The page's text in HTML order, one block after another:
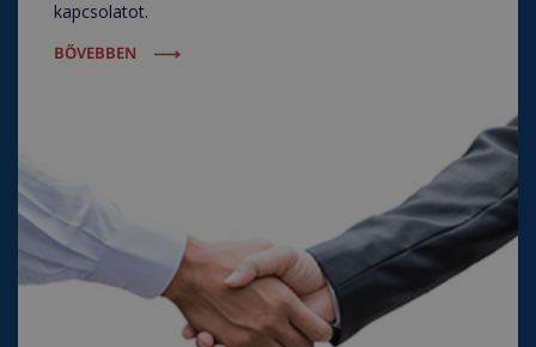
kapcsolatot.
BŐVEBBEN